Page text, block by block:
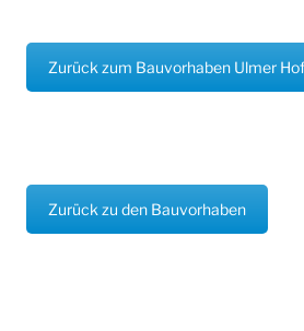
Zurück zum Bauvorhaben Ulmer
Zurück zu den Bauvorhaben